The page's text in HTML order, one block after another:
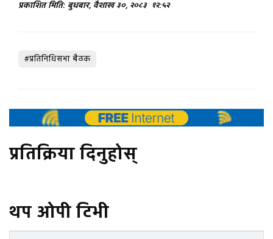
प्रकाशित मिति: बुधबार, वैशाख ३०, २०८३ १२:५२
#प्रतिनिधिसभा बैठक
प्रतिक्रिया दिनुहोस्
थप ओपी टिभी